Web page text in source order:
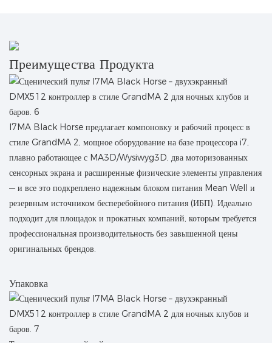
Преимущества Продукта
I7MA Black Horse предлагает компоновку и рабочий процесс в
стиле GrandMA 2, мощное оборудование на базе процессора i7,
плавно работающее с MA3D/Wysiwyg3D, два моторизованных
сенсорных экрана и расширенные физические элементы управления
— и все это подкреплено надежным блоком питания Mean Well и
резервным источником бесперебойного питания (ИБП). Идеально
подходит для площадок и прокатных компаний, которым требуется
профессиональная производительность без завышенной цены
оригинальных брендов.
Упаковка